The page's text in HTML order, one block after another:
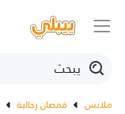
ملابس قمصان رجالية